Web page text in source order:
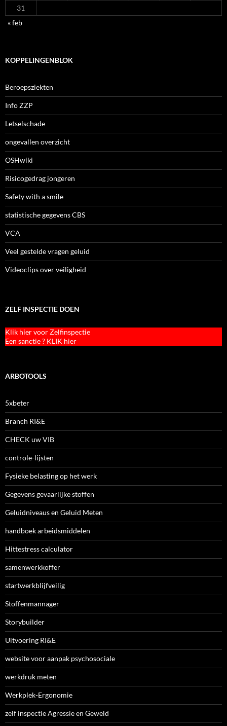
31
« feb
KOPPELINGENBLOK
Beroepsziekten
Info ZZP
Letselschade
ongevallen overzicht
OSHwiki
Risicogedrag jongeren
Safety with a smile
statistische gegevens CBS
VCA
Veel gestelde vragen geluid
Videoclips over veiligheid
ZELF INSPECTIE DOEN
Klik hier voor Zelfinspectie
Een sanctie ? KLIK hier
ARBOTOOLS
5xbeter
Branch RI&E
CHECK uw VIB
controle-lijsten
Fysieke belasting op het werk
Gegevens gevaarlijke stoffen
Geluidniveaus en Geluid Meten
handboek arbeidsmiddelen
Hittestress calculator
samenwerkkoffer
startwerkblijfveilig
Stoffenmannager
Storybuilder
Uitvoering RI&E
website voor aanpak psychosociale
werkdruk meten
Werkplek-Ergonomie
zelf inspectie Agressie en Geweld